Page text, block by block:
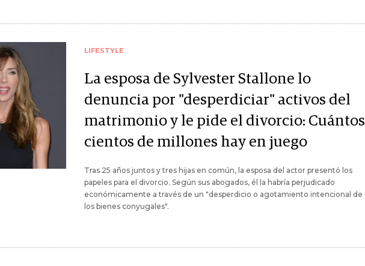
LIFESTYLE
La esposa de Sylvester Stallone lo
denuncia por "desperdiciar" activos del
matrimonio y le pide el divorcio: Cuántos
cientos de millones hay en juego
Tras 25 años juntos y tres hijas en común, la esposa del actor presentó los
papeles para el divorcio. Según sus abogados, él la habría perjudicado
económicamente a través de un "desperdicio o agotamiento intencional de
los bienes conyugales".